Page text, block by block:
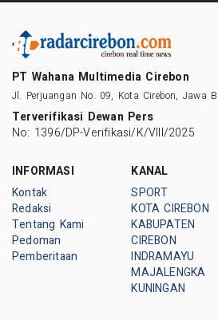
PT Wahana Multimedia Cirebon
Jl. Perjuangan No. 09, Kota Cirebon, Jawa
Terverifikasi Dewan Pers
No: 1396/DP-Verifikasi/K/VIII/2025
INFORMASI
Kontak
Redaksi
Tentang Kami
Pedoman
Pemberitaan
KANAL
SPORT
KOTA CIREBON
KABUPATEN
CIREBON
INDRAMAYU
MAJALENGKA
KUNINGAN